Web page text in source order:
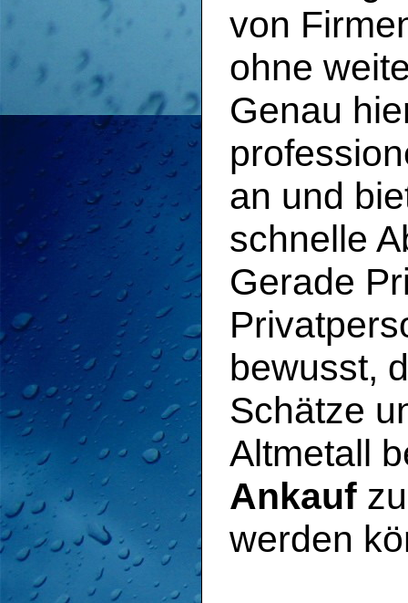
von
ohne
Genau
an und
schnelle
Gerade
bewusst,
Schätze
Altmetall
Ankauf
werden